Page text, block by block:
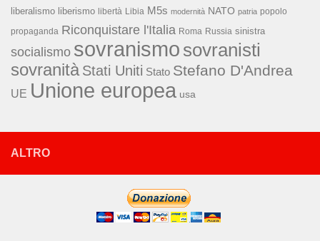
liberalismo liberismo libertà Libia M5s modernità NATO patria popolo
propaganda Riconquistare l'Italia Roma Russia sinistra
socialismo sovranismo sovranisti
sovranità Stati Uniti Stato Stefano D'Andrea
UE Unione europea usa
ALTRO